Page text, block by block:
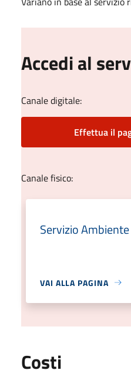
Accedi al
Canale digitale:
Effettua il
Canale fisico:
Servizio Ambiente
VAI ALLA PAGINA
Costi